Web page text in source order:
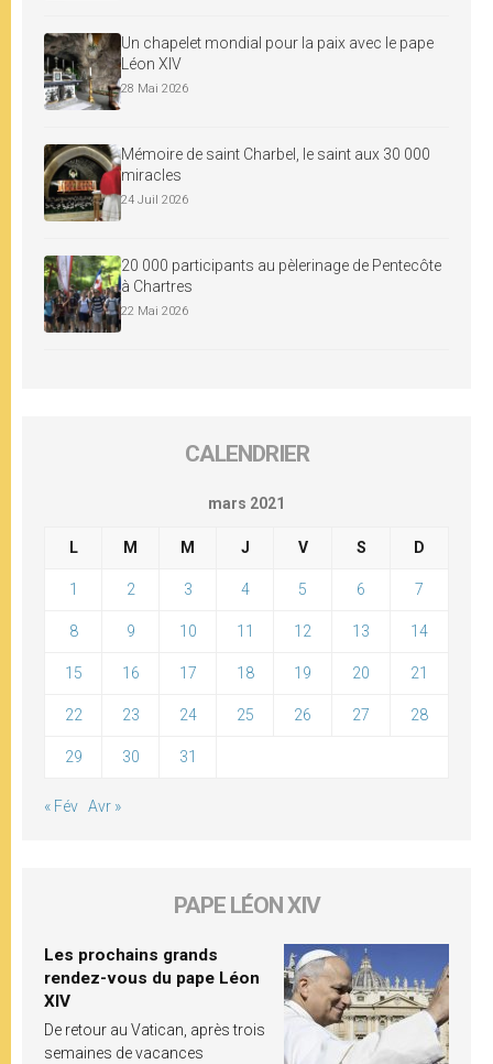
Un chapelet mondial pour la paix avec le pape
Léon XIV
28 Mai 2026
Mémoire de saint Charbel, le saint aux 30 000
miracles
24 Juil 2026
20 000 participants au pèlerinage de Pentecôte
à Chartres
22 Mai 2026
CALENDRIER
mars 2021
L M M J V S D
1 2 3 4 5 6 7
8 9 10 11 12 13 14
15 16 17 18 19 20 21
22 23 24 25 26 27 28
29 30 31
« Fév Avr »
PAPE LÉON XIV
Les prochains grands
rendez-vous du pape Léon
XIV
De retour au Vatican, après trois
semaines de vacances